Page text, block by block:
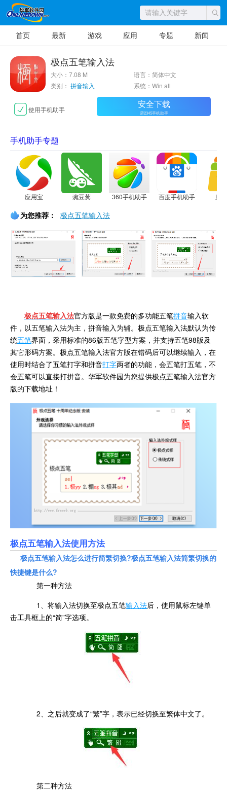
首页 最新 游戏 应用 专题 新闻
极点五笔输入法
大小：7.08 M
语言：简体中文
类别： 拼音输入 系统：Win all
使用手机助手 安全下载
需2345手机助手
手机助手专题
应用宝 豌豆荚 360手机助手 百度手机助手 应
为您推荐： 极点五笔输入法
极点五笔输入法官方版是一款免费的多功能五笔拼音输入软
件，以五笔输入法为主，拼音输入为辅。极点五笔输入法默认为传
统五笔界面，采用标准的86版五笔字型方案，并支持五笔98版及
其它形码方案。极点五笔输入法官方版在错码后可以继续输入，在
使用时结合了五笔打字和拼音打字两者的功能，会五笔打五笔，不
会五笔可以直接打拼音。华军软件园为您提供极点五笔输入法官方
版的下载地址！
极点五笔输入法使用方法
极点五笔输入法怎么进行简繁切换?极点五笔输入法简繁切换的
快捷键是什么?
第一种方法
1、将输入法切换至极点五笔输入法后，使用鼠标左键单
击工具框上的“简”字选项。
2、之后就变成了“繁”字，表示已经切换至繁体中文了。
第二种方法